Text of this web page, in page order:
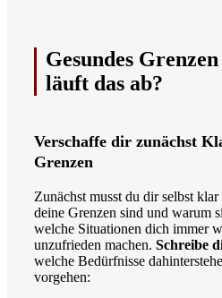
Gesundes
läuft das ab?
Verschaffe dir zunächst
Grenzen
Zunächst musst du dir selbst
deine Grenzen sind und warum
welche Situationen dich immer
unzufrieden machen. Schreibe
welche Bedürfnisse
vorgehen: